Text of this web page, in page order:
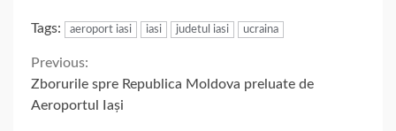
Tags: aeroport iasi iasi judetul iasi ucraina
Continue
Reading
Previous:
Zborurile spre Republica Moldova preluate de
Aeroportul Iași